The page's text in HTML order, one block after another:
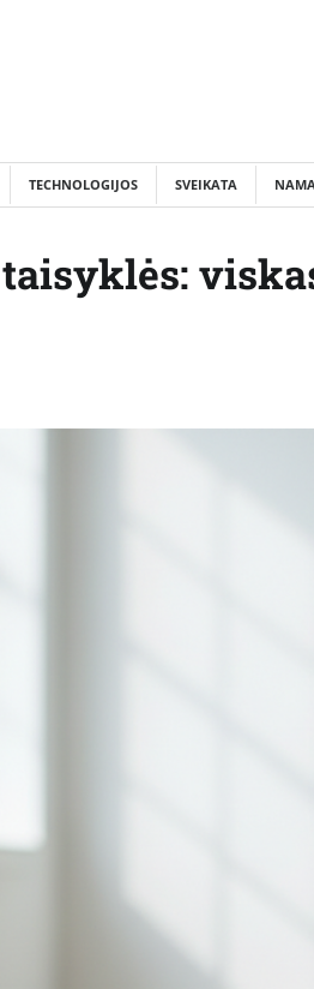
TECHNOLOGIJOS SVEIKATA